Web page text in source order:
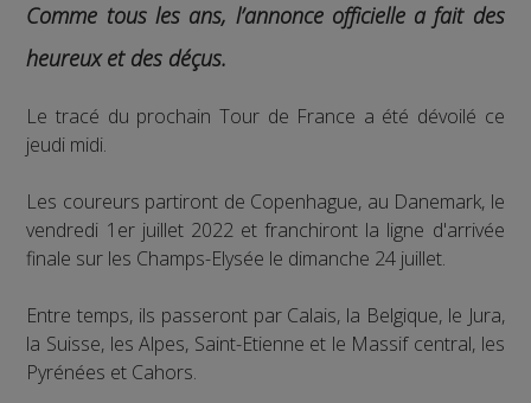
Comme tous les ans, l’annonce officielle a fait des
heureux et des déçus.
Le tracé du prochain Tour de France a été dévoilé ce
jeudi midi.
Les coureurs partiront de Copenhague, au Danemark, le
vendredi 1er juillet 2022 et franchiront la ligne d'arrivée
finale sur les Champs-Elysée le dimanche 24 juillet.
Entre temps, ils passeront par Calais, la Belgique, le Jura,
la Suisse, les Alpes, Saint-Etienne et le Massif central, les
Pyrénées et Cahors.